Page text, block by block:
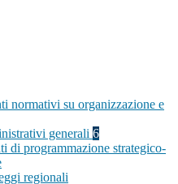
normativi su organizzazione e
generali 6
di programmazione strategico-
regionali